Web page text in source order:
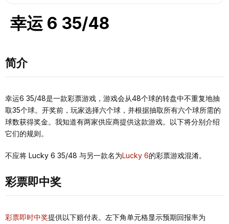
幸运 6 35/48
简介
幸运6 35/48是一款彩票游戏，游戏会从48个球的转盘中不重复地抽
取35个球。开奖前，玩家选择六个球，并根据抽取所有六个球所需的
球数获得奖金。我知道有两家供应商提供这款游戏。以下将分别介绍
它们的规则。
不应将 Lucky 6 35/48 与另一款名为Lucky 6的彩票游戏混淆。
彩票即中奖
彩票即时中奖提供以下赔付表。左下角单元格显示预期回报率为